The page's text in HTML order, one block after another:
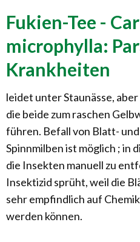
Fukien-Tee -
microphylla:
Krankheiten
leidet unter Staunässe,
die beide zum raschen
führen. Befall von Blatt-
Spinnmilben ist möglich ; in
die Insekten manuell zu
Insektizid sprüht, weil die
sehr empfindlich auf
werden können.